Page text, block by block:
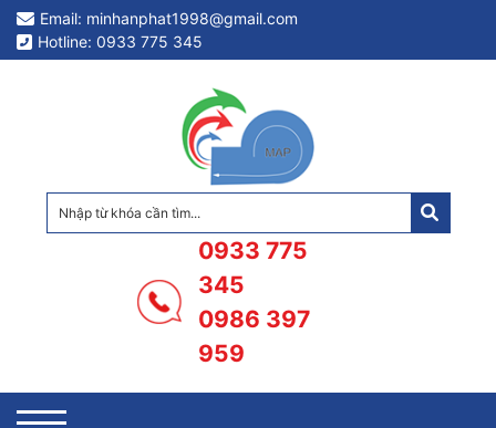
Email: minhanphat1998@gmail.com
Hotline: 0933 775 345
0933 775
345
0986 397
959